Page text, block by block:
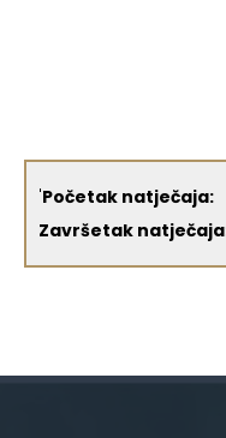
'Početak natječaja:
Završetak